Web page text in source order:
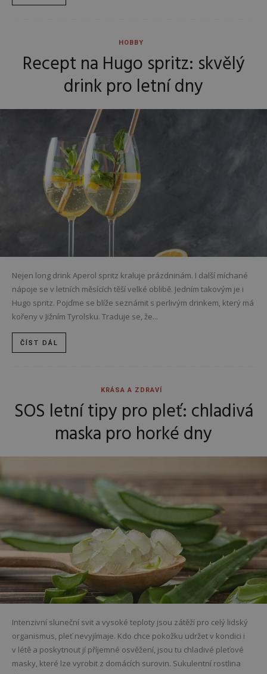
HOBBY
Recept na Hugo spritz: skvělý
drink pro letní dny
Nejen long drink Aperol spritz kraluje prázdninám. I další míchané
nápoje se v letních měsících těší velké oblibě. Jedním takovým je i
Hugo spritz. Pojďme se blíže seznámit s perlivým drinkem, který má
kořeny v Jižním Tyrolsku. Traduje se, že...
ČÍST DÁL
KRÁSA A ZDRAVÍ
SOS letní tipy pro pleť: chladivá
maska pro horké dny
Intenzivní sluneční svit a vysoké teploty jsou zátěží pro celý lidský
organismus, pleť nevyjímaje. Kdo chce pokožku udržet v kondici i
v létě a poskytnout jí příjemné osvěžení, jsou tu chladivé pleťové
masky, které lze vyrobit z domácích surovin. Sukulentní rostlina